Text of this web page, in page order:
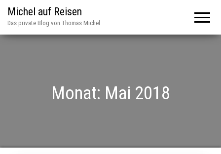
Michel auf Reisen
Das private Blog von Thomas Michel
Monat: Mai 2018